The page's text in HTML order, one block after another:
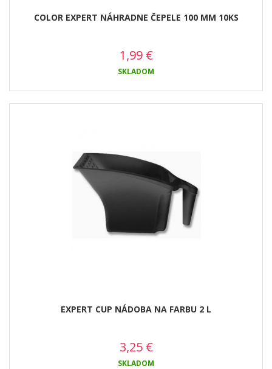
COLOR EXPERT NÁHRADNE ČEPELE 100 MM 10KS
1,99 €
SKLADOM
EXPERT CUP NÁDOBA NA FARBU 2 L
3,25 €
SKLADOM